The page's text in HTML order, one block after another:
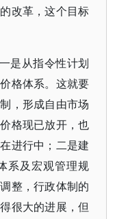
改革，这个目标
是从指令性计划
格体系。这就要
，形成自由市场
格现已放开，也
进行中；二是建
系及宏观管理规
整，行政体制的
很大的进展，但